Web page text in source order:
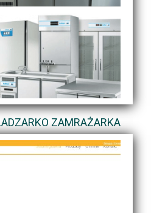
ZAMRAŻARKA